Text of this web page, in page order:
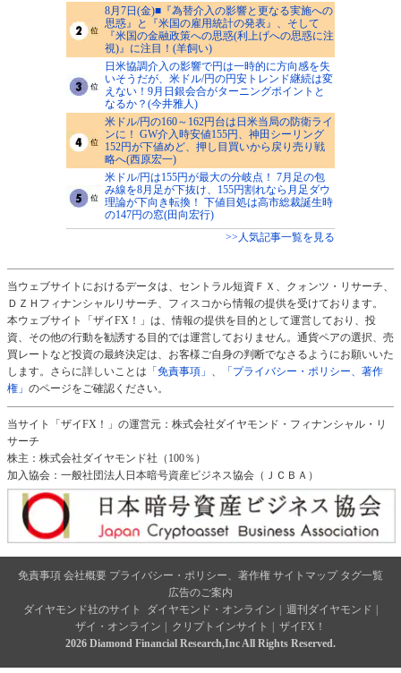
8月7日(金)■『為替介入の影響と更なる実施への
思惑』と『米国の雇用統計の発表』、そして
『米国の金融政策への思惑(利上げへの思惑に注
視)』に注目！(羊飼い)
日米協調介入の影響で円は一時的に方向感を失
いそうだが、米ドル/円の円安トレンド継続は変
えない！9月日銀会合がターニングポイントと
なるか？(今井雅人)
米ドル/円の160～162円台は日米当局の防衛ライ
ンに！ GW介入時安値155円、神田シーリング
152円が下値めど、押し目買いから戻り売り戦
略へ(西原宏一)
米ドル/円は155円が最大の分岐点！ 7月足の包
み線を8月足が下抜け、155円割れなら月足ダウ
理論が下向き転換！ 下値目処は高市総裁誕生時
の147円の窓(田向宏行)
>>人気記事一覧を見る
当ウェブサイトにおけるデータは、セントラル短資ＦＸ、クォンツ・リサーチ、
ＤＺＨフィナンシャルリサーチ、フィスコから情報の提供を受けております。
本ウェブサイト「ザイFX！」は、情報の提供を目的として運営しており、投
資、その他の行動を勧誘する目的では運営しておりません。通貨ペアの選択、売
買レートなど投資の最終決定は、お客様ご自身の判断でなさるようにお願いいた
します。さらに詳しいことは 「免責事項」 、
「プライバシー・ポリシー、著作
権」 のページをご確認ください。
当サイト「ザイFX！」の運営元：株式会社ダイヤモンド・フィナンシャル・リ
サーチ
株主：株式会社ダイヤモンド社（100％）
加入協会：一般社団法人日本暗号資産ビジネス協会（ＪＣＢＡ）
免責事項 会社概要 プライバシー・ポリシー、著作権 サイトマップ タグ一覧
広告のご案内
ダイヤモンド社のサイト
ダイヤモンド・オンライン 週刊ダイヤモンド
ザイ・オンライン
クリプトインサイト
ザイFX！
2026 Diamond Financial Research,Inc All Rights Reserved.